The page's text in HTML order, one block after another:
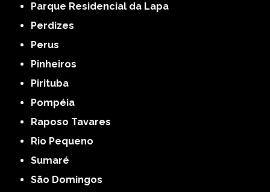
Parque Residencial da Lapa
Perdizes
Perus
Pinheiros
Pirituba
Pompéia
Raposo Tavares
Rio Pequeno
Sumaré
São Domingos